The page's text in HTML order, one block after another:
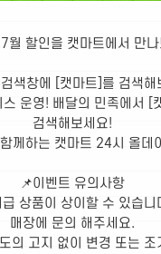
월 할인을 캣마트에서 만
색창에 [캣마트]를 검색해
운영! 배달의 민족에서 [
검색해보세요!
께하는 캣마트 24시 올데
📌이벤트 유의사항
상품이 상이할 수 있습니
매장에 문의 해주세요.
의 고지 없이 변경 또는 조